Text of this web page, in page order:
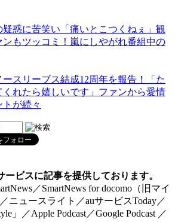
疑惑に苦笑い「痛いとこつくねぇ」観
もツッコミ！嵐にしやがれ番組中の
スリーブス結成12周年を報告！「た
くれたら嬉しいです」ファンから愛情
が続々
ビスに記事を提供しております。
／SmartNews for docomo（旧マイ
ニュースライト／auサービスToday／
」／Apple Podcast／Google Podcast ／